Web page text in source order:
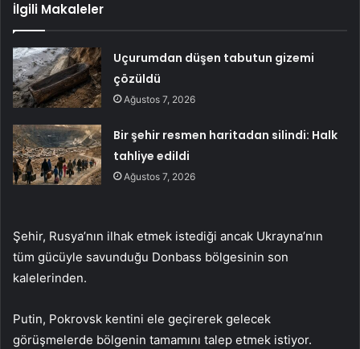
İlgili Makaleler
Uçurumdan düşen tabutun gizemi
çözüldü
Ağustos 7, 2026
Bir şehir resmen haritadan silindi: Halk
tahliye edildi
Ağustos 7, 2026
Şehir, Rusya’nın ilhak etmek istediği ancak Ukrayna’nın
tüm gücüyle savunduğu Donbass bölgesinin son
kalelerinden.
Putin, Pokrovsk kentini ele geçirerek gelecek
görüşmelerde bölgenin tamamını talep etmek istiyor.